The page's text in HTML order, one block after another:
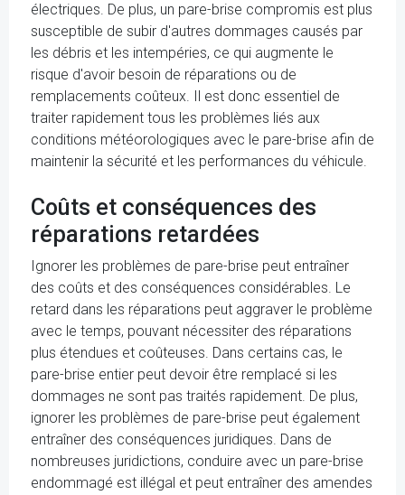
électriques. De plus, un pare-brise compromis est plus
susceptible de subir d'autres dommages causés par
les débris et les intempéries, ce qui augmente le
risque d'avoir besoin de réparations ou de
remplacements coûteux. Il est donc essentiel de
traiter rapidement tous les problèmes liés aux
conditions météorologiques avec le pare-brise afin de
maintenir la sécurité et les performances du véhicule.
Coûts et conséquences des
réparations retardées
Ignorer les problèmes de pare-brise peut entraîner
des coûts et des conséquences considérables. Le
retard dans les réparations peut aggraver le problème
avec le temps, pouvant nécessiter des réparations
plus étendues et coûteuses. Dans certains cas, le
pare-brise entier peut devoir être remplacé si les
dommages ne sont pas traités rapidement. De plus,
ignorer les problèmes de pare-brise peut également
entraîner des conséquences juridiques. Dans de
nombreuses juridictions, conduire avec un pare-brise
endommagé est illégal et peut entraîner des amendes